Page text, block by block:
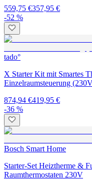
559,75 €357,95 €
-52 %
tado°
X Starter Kit mit Smartes
Einzelraumsteuerung
874,94 €419,95 €
-36 %
Bosch Smart Home
Starter-Set Heiztherme &
Raumthermostaten 230V